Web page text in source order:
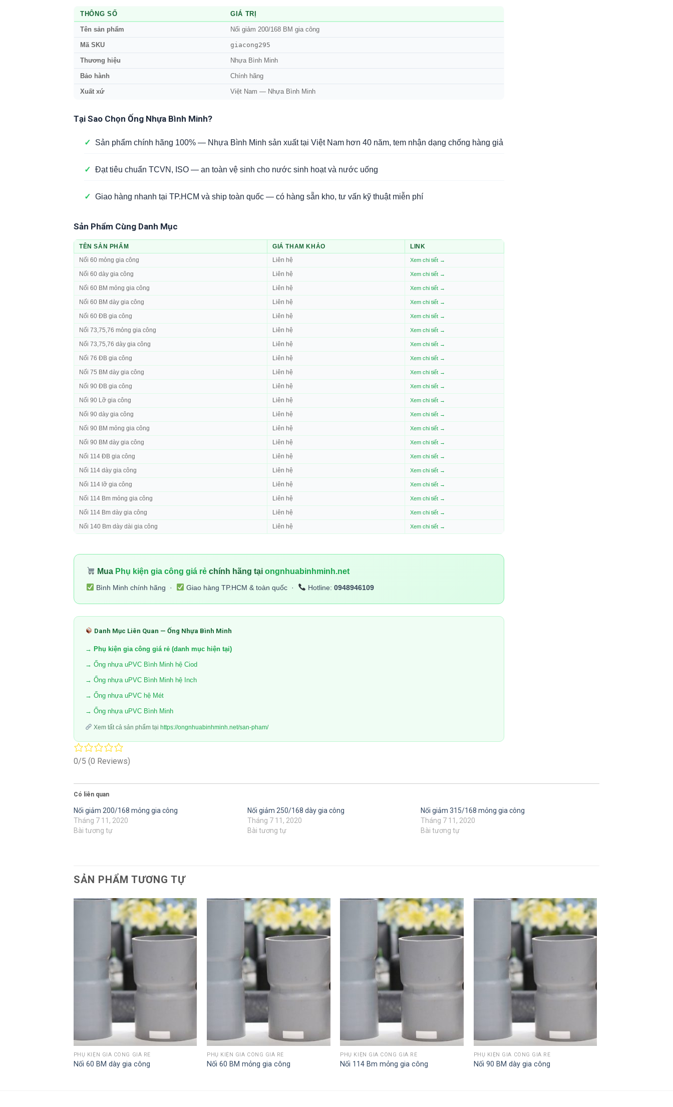
THÔNG SỐ GIÁ TRỊ
Tên sản phẩm Nối giảm 200/168 BM gia công
Mã SKU giacong295
Thương hiệu Nhựa Bình Minh
Bảo hành Chính hãng
Xuất xứ Việt Nam — Nhựa Bình Minh
Tại Sao Chọn Ống Nhựa Bình Minh?
✓ Sản phẩm chính hãng 100% — Nhựa Bình Minh sản xuất tại Việt Nam hơn 40 năm, tem nhận dạng chống hàng giả
✓ Đạt tiêu chuẩn TCVN, ISO — an toàn vệ sinh cho nước sinh hoạt và nước uống
✓ Giao hàng nhanh tại TP.HCM và ship toàn quốc — có hàng sẵn kho, tư vấn kỹ thuật miễn phí
Sản Phẩm Cùng Danh Mục
TÊN SẢN PHẨM GIÁ THAM KHẢO
LINK
Nối 60 mỏng gia công
Liên hệ Xem chi tiết →
Nối 60 dày gia công Liên hệ Xem chi tiết →
Nối 60 BM mỏng gia công Liên hệ Xem chi tiết →
Nối 60 BM dày gia công Liên hệ Xem chi tiết →
Nối 60 ĐB gia công Liên hệ Xem chi tiết →
Nối 73,75,76 mỏng gia công Liên hệ Xem chi tiết →
Nối 73,75,76 dày gia công Liên hệ Xem chi tiết →
Nối 76 ĐB gia công Liên hệ Xem chi tiết →
Nối 75 BM dày gia công Liên hệ Xem chi tiết →
Nối 90 ĐB gia công Liên hệ Xem chi tiết →
Nối 90 Lỡ gia công Liên hệ Xem chi tiết →
Nối 90 dày gia công Liên hệ Xem chi tiết →
Nối 90 BM mỏng gia công Liên hệ Xem chi tiết →
Nối 90 BM dày gia công Liên hệ Xem chi tiết →
Nối 114 ĐB gia công Liên hệ Xem chi tiết →
Nối 114 dày gia công Liên hệ Xem chi tiết →
Nối 114 lỡ gia công Liên hệ Xem chi tiết →
Nối 114 Bm mỏng gia công Liên hệ Xem chi tiết →
Nối 114 Bm dày gia công Liên hệ Xem chi tiết →
Nối 140 Bm dày dài gia công Liên hệ Xem chi tiết →
Mua Phụ kiện gia công giá rẻ chính hãng tạiongnhuabinhminh.net
Bình Minh chính hãng · Giao hàng TP.HCM & toàn quốc · Hotline: 0948946109
Danh Mục Liên Quan — Ống Nhựa Bình Minh
→ Phụ kiện gia công giá rẻ (danh mục hiện tại)
→ Ống nhựa uPVC Bình Minh hệ Ciod
→ Ống nhựa uPVC Bình Minh hệ Inch
→ Ống nhựa uPVC hệ Mét
→ Ống nhựa uPVC Bình Minh
Xem tất cả sản phẩm tại https://ongnhuabinhminh.net/san-pham/
0/5 (0 Reviews)
Có liên quan
Nối giảm 200/168 mỏng gia công
Tháng 7 11, 2020
Bài tương tự
Nối giảm 250/168 dày gia công
Tháng 7 11, 2020
Bài tương tự
Nối giảm 315/168 mỏng gia công
Tháng 7 11, 2020
Bài tương tự
SẢN PHẨM TƯƠNG TỰ
PHỤ KIỆN GIA CÔNG GIÁ RẺ
Nối 60 BM dày gia công
PHỤ KIỆN GIA CÔNG GIÁ RẺ
Nối 60 BM mỏng gia công
PHỤ KIỆN GIA CÔNG GIÁ RẺ
Nối 114 Bm mỏng gia công
PHỤ KIỆN GIA CÔNG GIÁ RẺ
Nối 90 BM dày gia công